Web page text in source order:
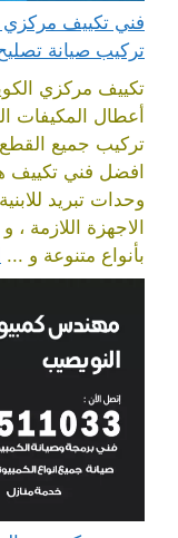
تركيب صيانة
تكييف مركزي
أعطال المكيفات
تركيب جميع القطع
افضل فني تكييف
وحدات تبريد
الاجهزة اللازمة
بأنواع متنوعة و ...